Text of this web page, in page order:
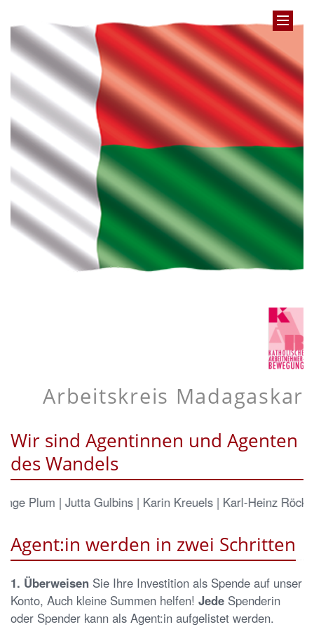
Arbeitskreis Madagaskar
Wir sind Agentinnen und Agenten
des Wandels
| Jutta Gulbins | Karin Kreuels | Karl-Heinz
Agent:in werden in zwei Schritten
1. Überweisen Sie Ihre Investition als Spende auf unser
Konto, Auch kleine Summen helfen! Jede Spenderin
oder Spender kann als Agent:in aufgelistet werden.